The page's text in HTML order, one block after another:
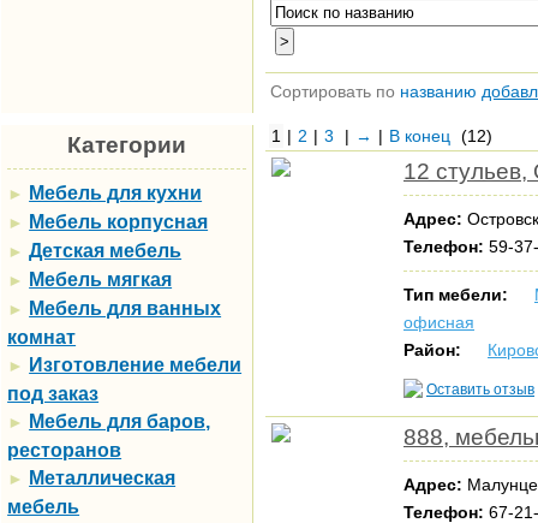
Категории
► Мебель для кухни
► Мебель корпусная
► Детская мебель
► Мебель мягкая
► Мебель для ванных
комнат
►
Изготовление мебели
под заказ
►
Мебель для баров,
ресторанов
►
Металлическая
мебель
Сортировать по названию
1 | 2 | 3 | → | В конец (12)
12
Адрес:
Телефон: 59-
Тип мебели:
офисная
Район:
Оставить отзыв
888,
Адрес:
Телефон: 67-